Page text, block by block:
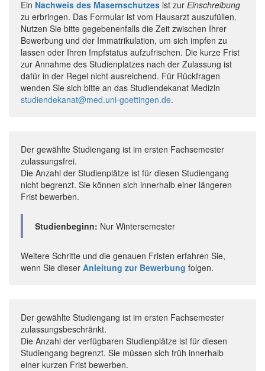
Ein Nachweis des Masernschutzes ist zur Einschreibung
zu erbringen. Das Formular ist vom Hausarzt auszufüllen.
Nutzen Sie bitte gegebenenfalls die Zeit zwischen Ihrer
Bewerbung und der Immatrikulation, um sich impfen zu
lassen oder Ihren Impfstatus aufzufrischen. Die kurze Frist
zur Annahme des Studienplatzes nach der Zulassung ist
dafür in der Regel nicht ausreichend. Für Rückfragen
wenden Sie sich bitte an das Studiendekanat Medizin
studiendekanat@med.uni-goettingen.de.
Der gewählte Studiengang ist im ersten Fachsemester
zulassungsfrei.
Die Anzahl der Studienplätze ist für diesen Studiengang
nicht begrenzt. Sie können sich innerhalb einer längeren
Frist bewerben.
Studienbeginn: Nur Wintersemester
Weitere Schritte und die genauen Fristen erfahren Sie,
wenn Sie dieser Anleitung zur Bewerbung folgen.
Der gewählte Studiengang ist im ersten Fachsemester
zulassungsbeschränkt.
Die Anzahl der verfügbaren Studienplätze ist für diesen
Studiengang begrenzt. Sie müssen sich früh innerhalb
einer kurzen Frist bewerben.